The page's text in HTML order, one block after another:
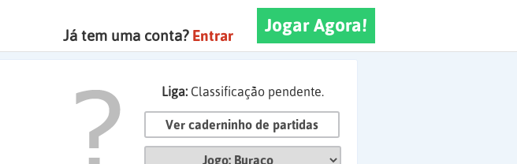
Jogar Agora!
Já tem uma conta? Entrar
Liga: Classificação pendente.
Ver caderninho de partidas